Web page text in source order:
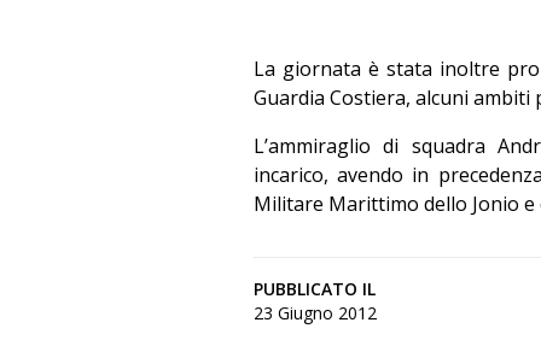
La giornata è stata inoltre
Guardia Costiera, alcuni
L’ammiraglio di squadra
incarico, avendo in
Militare Marittimo dello Jonio e
PUBBLICATO IL
23 Giugno 2012